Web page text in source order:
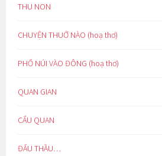
THU NON
CHUYỆN THUỞ NÀO (hoạ thơ)
PHỐ NÚI VÀO ĐÔNG (hoạ thơ)
QUAN GIAN
CẨU QUAN
ĐẤU THẦU…